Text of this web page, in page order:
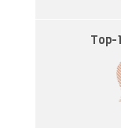
Top-